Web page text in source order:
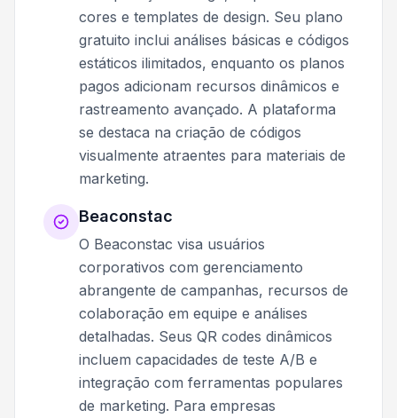
cores e templates de design. Seu plano
gratuito inclui análises básicas e códigos
estáticos ilimitados, enquanto os planos
pagos adicionam recursos dinâmicos e
rastreamento avançado. A plataforma
se destaca na criação de códigos
visualmente atraentes para materiais de
marketing.
Beaconstac
O Beaconstac visa usuários
corporativos com gerenciamento
abrangente de campanhas, recursos de
colaboração em equipe e análises
detalhadas. Seus QR codes dinâmicos
incluem capacidades de teste A/B e
integração com ferramentas populares
de marketing. Para empresas